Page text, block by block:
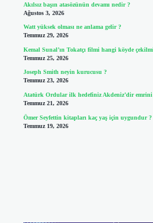
Akılsız başın atasözünün devamı nedir ?
Ağustos 3, 2026
Watt yüksek olması ne anlama gelir ?
Temmuz 29, 2026
Kemal Sunal’ın Tokatçı filmi hangi köyde
Temmuz 25, 2026
Joseph Smith neyin kurucusu ?
Temmuz 23, 2026
Atatürk Ordular ilk hedefiniz Akdeniz’dir emrini
Temmuz 21, 2026
Ömer Seyfettin kitapları kaç yaş için uygundur ?
Temmuz 19, 2026